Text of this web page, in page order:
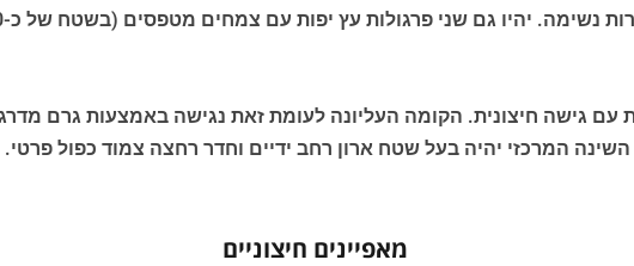
עם גישה חיצונית. הקומה העליונה לעומת זאת נגישה באמצעות גרם
המרכזי יהיה בעל שטח ארון רחב ידיים וחדר רחצה צמוד כפול פרטי.
מאפיינים חיצוניים